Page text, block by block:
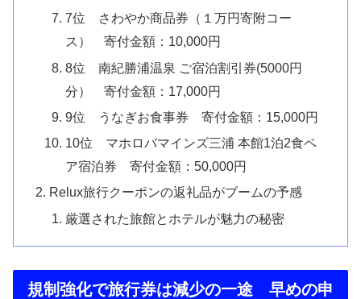
7位 さわやか商品券（１万円寄附コー
ス） 寄付金額：10,000円
8位 南紀勝浦温泉 ご宿泊割引券(5000円
分） 寄付金額：17,000円
9位 うなぎお食事券 寄付金額：15,000円
10位 マホロバマインズ三浦 本館1泊2食ペ
ア宿泊券 寄付金額：50,000円
Relux旅行クーポンの返礼品がブームの予感
厳選された旅館とホテルが魅力の秘密
規制強化で旅行券は減少の一途 早めの申